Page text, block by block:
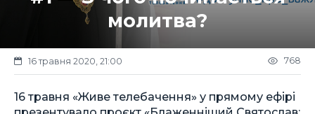
молитва?
16 травня 2020, 21:00 768
16 травня «Живе телебачення» у прямому ефірі